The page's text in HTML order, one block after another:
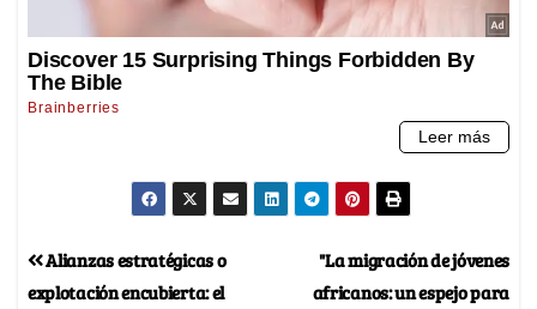
"La migración de jóvenes
africanos: un espejo para
Alianzas estratégicas o
explotación encubierta: el